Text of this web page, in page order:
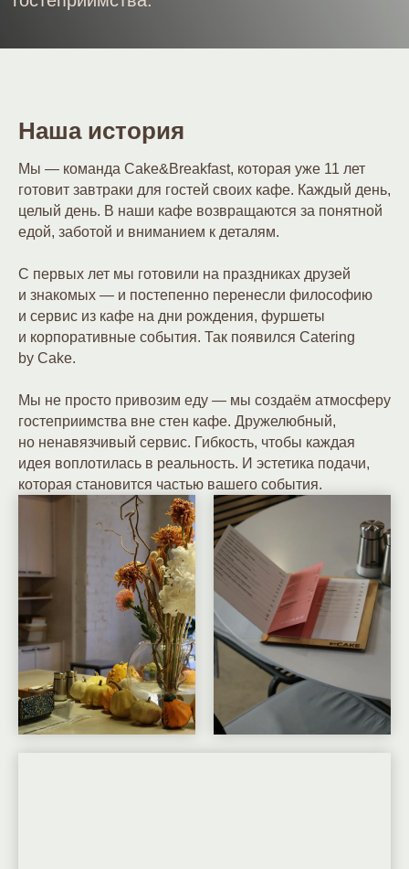
Наша история
Мы — команда Cake&Breakfast, которая уже 11 лет
готовит завтраки для гостей своих кафе. Каждый день,
целый день. В наши кафе возвращаются за понятной
едой, заботой и вниманием к деталям.
С первых лет мы готовили на праздниках друзей
и знакомых — и постепенно перенесли философию
и сервис из кафе на дни рождения, фуршеты
и корпоративные события. Так появился Catering
by Cake.
Мы не просто привозим еду — мы создаём атмосферу
гостеприимства вне стен кафе. Дружелюбный,
но ненавязчивый сервис. Гибкость, чтобы каждая
идея воплотилась в реальность. И эстетика подачи,
которая становится частью вашего события.